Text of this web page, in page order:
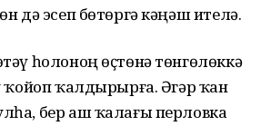
дә эсеп бөтөргә кәңәш ителә.
һолоноң өҫтөнә төнгөлөккә
ҡойоп ҡалдырырға. Әгәр ҡан
бер аш ҡалағы перловка